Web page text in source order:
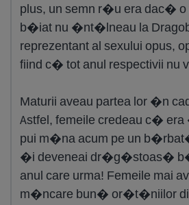
plus, un semn r�u era dac�
b�iat nu �nt�lneau la
reprezentant al sexului opus,
fiind c� tot anul respectivii nu
Maturii aveau partea lor �n
Astfel, femeile credeau c�
pui m�na acum pe un
�i deveneai dr�g�stoas�
anul care urma! Femeile mai
m�ncare bun� or�t�niilor